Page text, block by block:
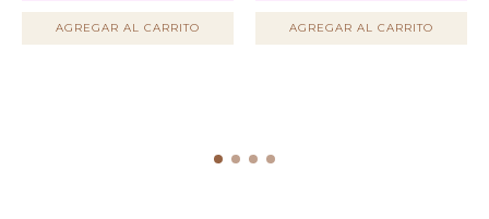
AGREGAR AL CARRITO AGREGAR AL CARRITO